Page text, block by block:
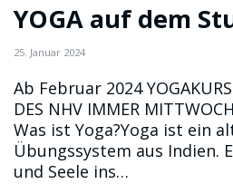
YOGA auf dem
25. Januar 2024
Ab Februar 2024
DES NHV IMMER
Was ist Yoga?Yoga ist ein
Übungssystem aus Indien.
und Seele ins…